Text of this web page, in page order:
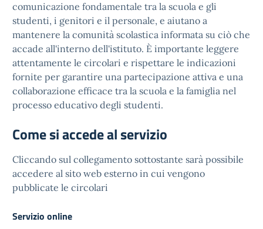
comunicazione fondamentale tra la scuola e gli
studenti, i genitori e il personale, e aiutano a
mantenere la comunità scolastica informata su ciò che
accade all'interno dell'istituto. È importante leggere
attentamente le circolari e rispettare le indicazioni
fornite per garantire una partecipazione attiva e una
collaborazione efficace tra la scuola e la famiglia nel
processo educativo degli studenti.
Come si accede al servizio
Cliccando sul collegamento sottostante sarà possibile
accedere al sito web esterno in cui vengono
pubblicate le circolari
Servizio online